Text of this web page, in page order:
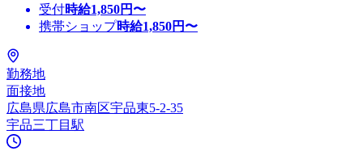
受付時給1,850円〜
携帯ショップ時給1,850円〜
勤務地
面接地
広島県広島市南区宇品東5-2-35
宇品三丁目駅